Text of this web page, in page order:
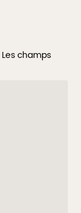
Les champs